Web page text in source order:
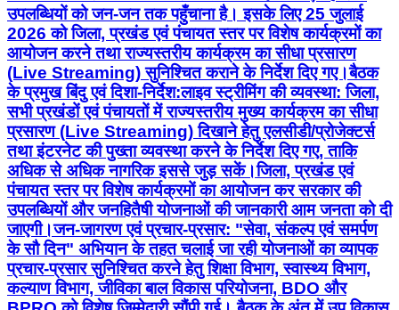
उपलब्धियों को जन-जन तक पहुँचाना है। इसके लिए 25 जुलाई
2026 को जिला, प्रखंड एवं पंचायत स्तर पर विशेष कार्यक्रमों का
आयोजन करने तथा राज्यस्तरीय कार्यक्रम का सीधा प्रसारण
(Live Streaming) सुनिश्चित कराने के निर्देश दिए गए। ​बैठक
के प्रमुख बिंदु एवं दिशा-निर्देश: ​लाइव स्ट्रीमिंग की व्यवस्था: जिला,
सभी प्रखंडों एवं पंचायतों में राज्यस्तरीय मुख्य कार्यक्रम का सीधा
प्रसारण (Live Streaming) दिखाने हेतु एलसीडी/प्रोजेक्टर्स
तथा इंटरनेट की पुख्ता व्यवस्था करने के निर्देश दिए गए, ताकि
अधिक से अधिक नागरिक इससे जुड़ सकें। ​जिला, प्रखंड एवं
पंचायत स्तर पर विशेष कार्यक्रमों का आयोजन कर सरकार की
उपलब्धियों और जनहितैषी योजनाओं की जानकारी आम जनता को दी
जाएगी। ​जन-जागरण एवं प्रचार-प्रसार: "सेवा, संकल्प एवं समर्पण
के सौ दिन" अभियान के तहत चलाई जा रही योजनाओं का व्यापक
प्रचार-प्रसार सुनिश्चित करने हेतु शिक्षा विभाग, स्वास्थ्य विभाग,
कल्याण विभाग, जीविका बाल विकास परियोजना, BDO और